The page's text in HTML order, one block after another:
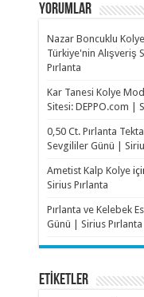
YORUMLAR
Nazar Boncuklu
Türkiye'nin Alışveriş
Pırlanta
Kar Tanesi Kolye
Sitesi: DEPPO.com |
0,50 Ct. Pırlanta
Sevgililer Günü |
Ametist Kalp Kolye
Sirius Pırlanta
Pırlanta ve Kelebek
Günü | Sirius Pırlanta
ETİKETLER